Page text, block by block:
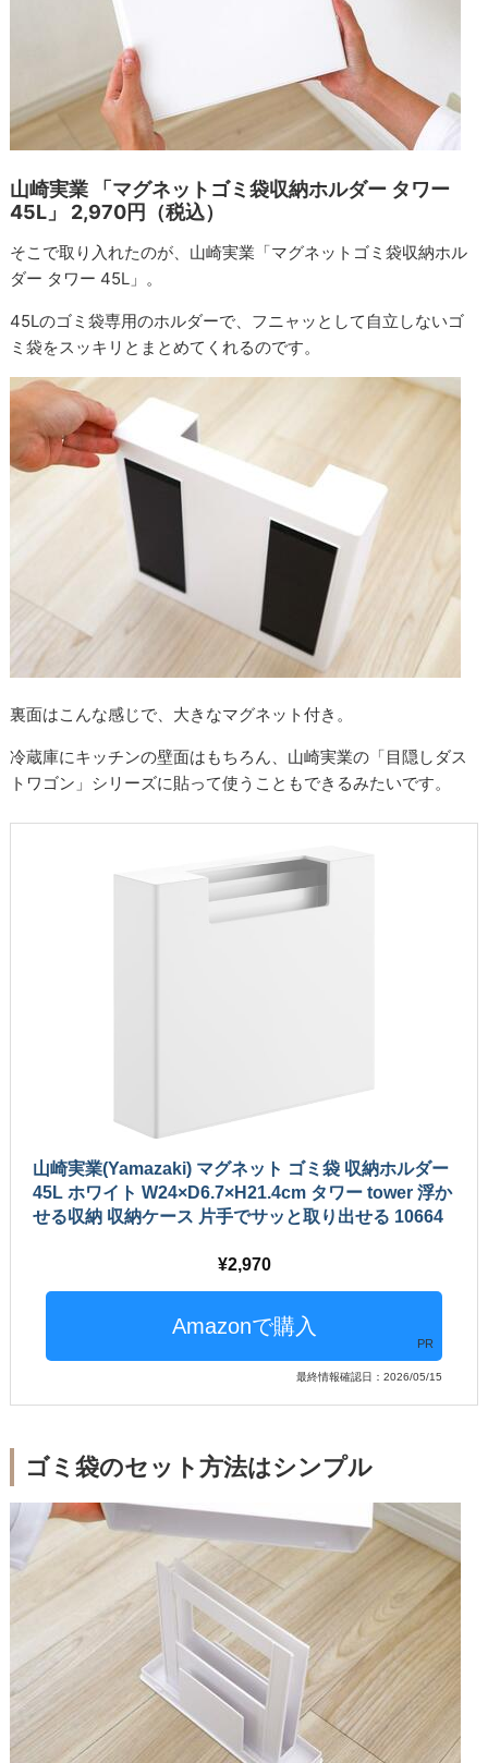
山崎実業 「マグネットゴミ袋収納ホルダー タワー
45L」 2,970円（税込）
そこで取り入れたのが、山崎実業「マグネットゴミ袋収納ホル
ダー タワー 45L」。
45Lのゴミ袋専用のホルダーで、フニャッとして自立しないゴ
ミ袋をスッキリとまとめてくれるのです。
裏面はこんな感じで、大きなマグネット付き。
冷蔵庫にキッチンの壁面はもちろん、山崎実業の「目隠しダス
トワゴン」シリーズに貼って使うこともできるみたいです。
山崎実業(Yamazaki) マグネット ゴミ袋 収納ホルダー
45L ホワイト W24×D6.7×H21.4cm タワー tower 浮か
せる収納 収納ケース 片手でサッと取り出せる 10664
2,970
PR
最終情報確認日：2026/05/15
ゴミ袋のセット方法はシンプル